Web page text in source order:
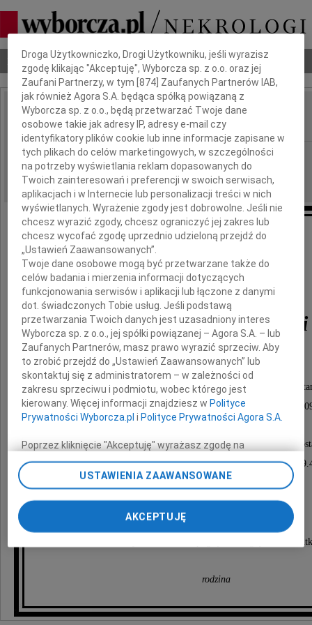
Nekrologi Odeszli Poradnik pogrzebowy
IMIĘ I NAZWISKO: Włodzimierz Derejski
REGION: Kraków
DATA EMISJI: 17.12.2009
Włodzimierz Derejski
najukochańszy Mąż, Tato i Dziadek
Przeżywszy 71 lat, opatrzony świętymi
odszedł od nas na zawsze do Pana dnia 10 grudnia
Msza święta żałobna przy Zmarłym odprawiona
w piątek dnia 18 grudnia 2009 roku o godzinie
w nowej kaplicy na Cmentarzu Batowickim,
po czym nastąpi odprowadzenie Zmarłego
na miejsce wiecznego spoczynku.
O czym zawiadamia pogrążona w głębokim
rodzina
Dbamy o Twoją prywatność
Droga Użytkowniczko, Drogi Użytkowniku, jeśli wyrazisz
zgodę klikając "Akceptuję", Wyborcza sp. z o.o. oraz jej
Zaufani Partnerzy, w tym [874 ] Zaufanych Partnerów IAB,
jak również Agora S.A. będąca spółką powiązaną z
Wyborcza sp. z o.o., będą przetwarzać Twoje dane
osobowe takie jak adresy IP, adresy e-mail czy
identyfikatory plików cookie lub inne informacje zapisane w
tych plikach do celów marketingowych, w szczególności
na potrzeby wyświetlania reklam dopasowanych do
Twoich zainteresowań i preferencji w swoich serwisach,
aplikacjach i w Internecie lub personalizacji treści w nich
wyświetlanych. Wyrażenie zgody jest dobrowolne. Jeśli nie
chcesz wyrazić zgody, chcesz ograniczyć jej zakres lub
chcesz wycofać zgodę uprzednio udzieloną przejdź do
„Ustawień Zaawansowanych”.
Twoje dane osobowe mogą być przetwarzane także do
celów badania i mierzenia informacji dotyczących
funkcjonowania serwisów i aplikacji lub łączone z danymi
dot. świadczonych Tobie usług. Jeśli podstawą
przetwarzania Twoich danych jest uzasadniony interes
Wyborcza sp. z o.o., jej spółki powiązanej – Agora S.A. – lub
Zaufanych Partnerów, masz prawo wyrazić sprzeciw. Aby
to zrobić przejdź do „Ustawień Zaawansowanych” lub
skontaktuj się z administratorem – w zależności od
zakresu sprzeciwu i podmiotu, wobec którego jest
kierowany. Więcej informacji znajdziesz w Polityce
Prywatności Wyborcza.pl i Polityce Prywatności Agora S.A.
Poprzez kliknięcie "Akceptuję" wyrażasz zgodę na
zainstalowanie i przechowywanie plików typu cookie
Wyborczej sp. z o. o. jej Zaufanych Partnerów i Agora S.A.
na Twoim urządzeniu końcowym. Możesz też w każdej
chwili zmienić swoje preferencje dot. plików cookie,
ponownie wywołując narzędzie do zarządzania Twoimi
preferencjami dot. przetwarzania danych poprzez
My, nasi Zaufani Partnerzy i Agora S.A. możemy
USTAWIENIA ZAAWANSOWANE
AKCEPTUJĘ